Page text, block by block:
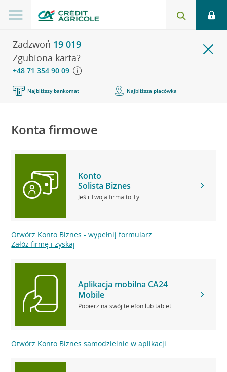
Zadzwoń 19 019
Zgubiona karta?
+48 71 354 90 09
Najbliższy bankomat Najbliższa placówka
Konta firmowe
Konto
Solista Biznes
Jeśli Twoja firma to Ty
Otwórz Konto Biznes - wypełnij formularz
Załóż firmę i zyskaj
Aplikacja mobilna CA24
Mobile
Pobierz na swój telefon lub tablet
Otwórz Konto Biznes samodzielnie w aplikacji